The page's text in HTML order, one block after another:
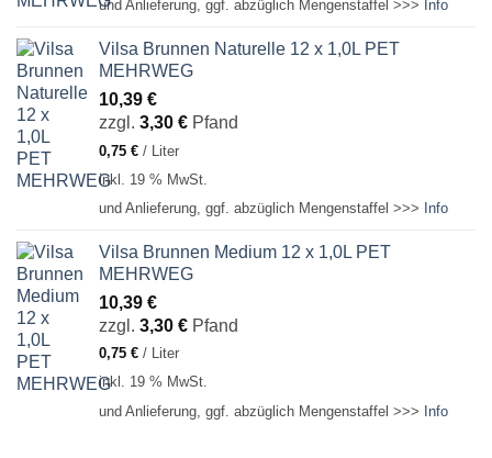
und Anlieferung, ggf. abzüglich Mengenstaffel >>> Info
Vilsa Brunnen Naturelle 12 x 1,0L PET
MEHRWEG
10,39 €
zzgl. 3,30 € Pfand
0,75 € / Liter
inkl. 19 % MwSt.
und Anlieferung, ggf. abzüglich Mengenstaffel >>> Info
Vilsa Brunnen Medium 12 x 1,0L PET
MEHRWEG
10,39 €
zzgl. 3,30 € Pfand
0,75 € / Liter
inkl. 19 % MwSt.
und Anlieferung, ggf. abzüglich Mengenstaffel >>> Info